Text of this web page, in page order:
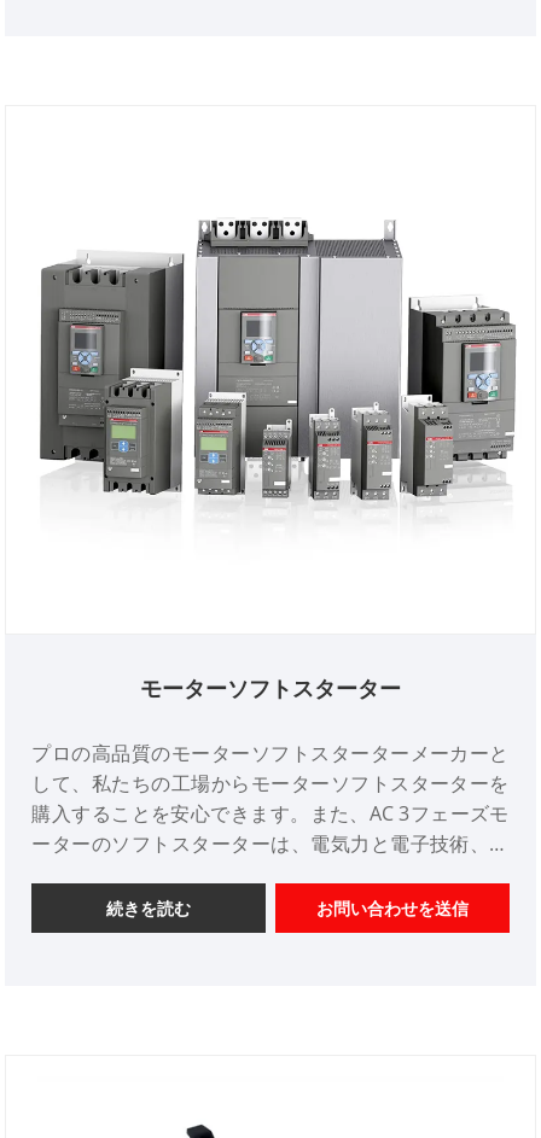
モーターソフトスターター
プロの高品質のモーターソフトスターターメーカーと
して、私たちの工場からモーターソフトスターターを
購入することを安心できます。また、AC 3フェーズモ
ーターのソフトスターターは、電気力と電子技術、コ
スタートアップ機器です。従来のスターデルタスター
ター、セルフカップリング電圧ドロップスターター、
続きを読む お問い合わせを送信